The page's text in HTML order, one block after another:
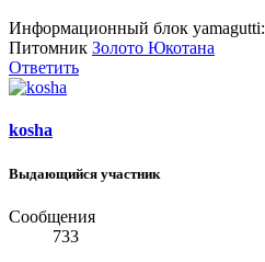
Информационный блок yamagutti:
Питомник Золото Юкотана
Ответить
kosha
Выдающийся участник
Сообщения
733